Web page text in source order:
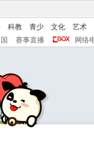
科教 青少 文化
艺术
赛事直播 网络